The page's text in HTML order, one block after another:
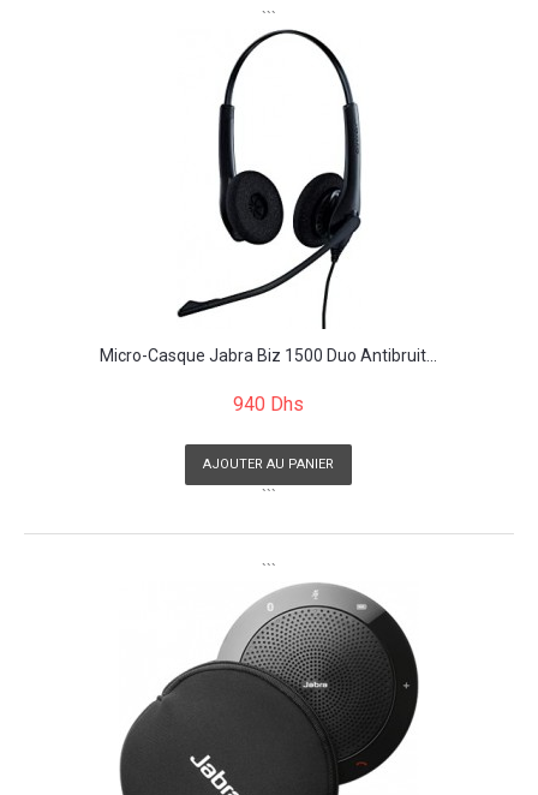
```
Micro-Casque Jabra Biz 1500 Duo Antibruit...
940 Dhs
AJOUTER AU PANIER
```
```